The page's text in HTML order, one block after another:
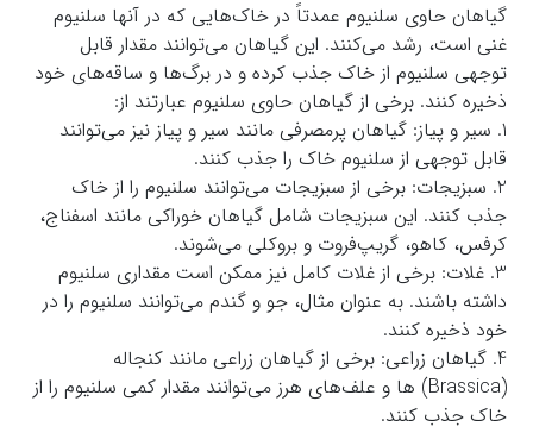
گیاهان حاوی سلنیوم عمدتاً در خاک‌هایی که در آنها سلنیوم
غنی است، رشد می‌کنند. این گیاهان می‌توانند مقدار قابل
توجهی سلنیوم از خاک جذب کرده و در برگ‌ها و ساقه‌های خود
ذخیره کنند. برخی از گیاهان حاوی سلنیوم عبارتند از:
1. سیر و پیاز: گیاهان پرمصرفی مانند سیر و پیاز نیز می‌توانند
قابل توجهی از سلنیوم خاک را جذب کنند.
2. سبزیجات: برخی از سبزیجات می‌توانند سلنیوم را از خاک
جذب کنند. این سبزیجات شامل گیاهان خوراکی مانند اسفناج،
کرفس، کاهو، گریپ‌فروت و بروکلی می‌شوند.
3. غلات: برخی از غلات کامل نیز ممکن است مقداری سلنیوم
داشته باشند. به عنوان مثال، جو و گندم می‌توانند سلنیوم را در
خود ذخیره کنند.
4. گیاهان زراعی: برخی از گیاهان زراعی مانند کنجاله
(Brassica) ها و علف‌های هرز می‌توانند مقدار کمی سلنیوم را از
خاک جذب کنند.